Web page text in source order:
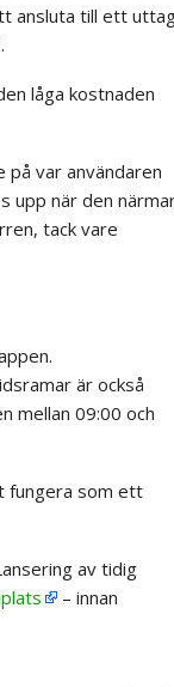
ansluta till ett
låga kostnaden
var användaren
upp när den
tack vare
är också
mellan 09:00 och
fungera som ett
av tidig
– innan